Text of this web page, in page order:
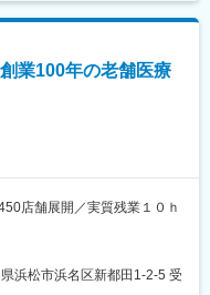
の中で、“写真フィルム”とい
勢』が根づいています。
装・表示
表示
名／品質保証部50名
8年間までご利用できます。
負担もさせていただきま
医薬品メーカーからの受託
業100年の老舗医療
店舗展開／実質残業１０ｈ
質マネジメントシステムの
浜松市浜名区新都田1-2-5 受